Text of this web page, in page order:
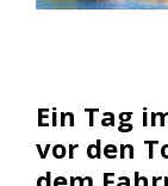
Ein Tag
vor den